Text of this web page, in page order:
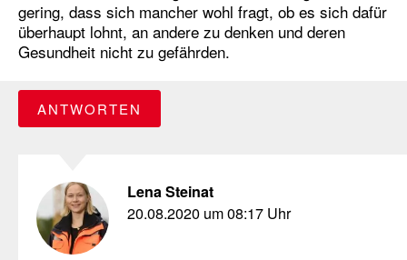
gering, dass sich mancher wohl fragt, ob es sich dafür
überhaupt lohnt, an andere zu denken und deren
Gesundheit nicht zu gefährden.
ANTWORTEN
Lena Steinat
20.08.2020 um 08:17 Uhr